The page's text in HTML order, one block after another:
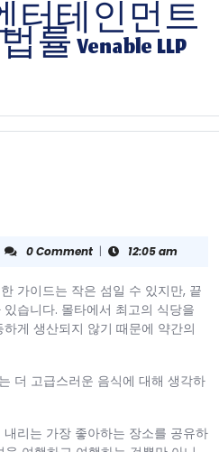
터테인먼트
Venable LLP
0 Comment | 12:05 am
가이드는 작은 섬일 수 있지만, 끝
습니다. 몰타에서 최고의 식당을
게 생산되지 않기 때문에 약간의
더 고급스러운 음식에 대해 생각하
리는 가장 좋아하는 장소를 공유하